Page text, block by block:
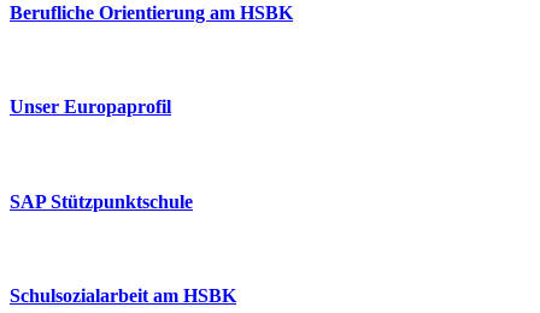
Berufliche Orientierung am HSBK
Unser Europaprofil
SAP Stützpunktschule
Schulsozialarbeit am HSBK